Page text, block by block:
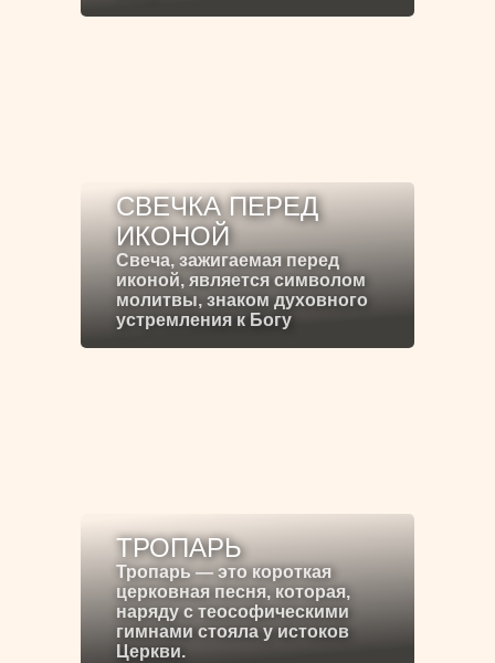
СВЕЧКА ПЕРЕД
ИКОНОЙ
Свеча, зажигаемая перед
иконой, является символом
молитвы, знаком духовного
устремления к Богу
ТРОПАРЬ
Тропарь — это короткая
церковная песня, которая,
наряду с теософическими
гимнами стояла у истоков
Церкви.